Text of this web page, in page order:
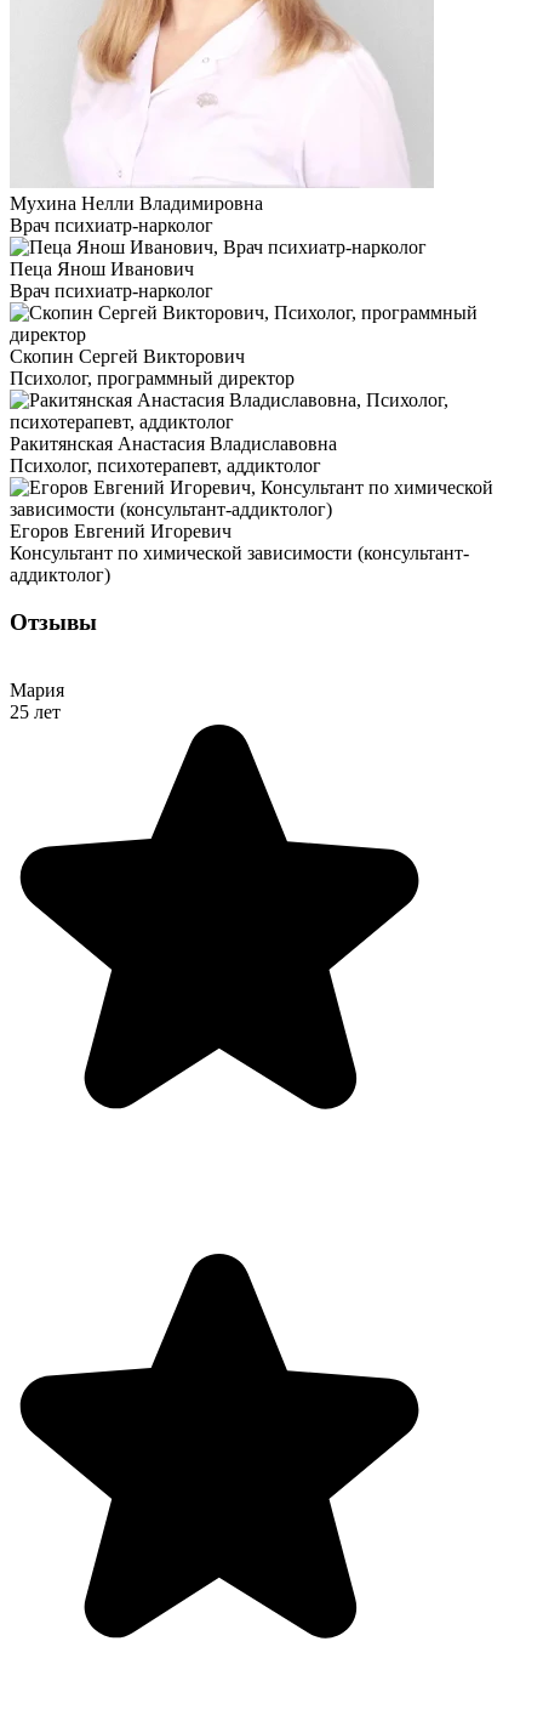
Мухина Нелли Владимировна
Врач психиатр-нарколог
Пеца Янош Иванович
Врач психиатр-нарколог
Скопин Сергей Викторович
Психолог, программный директор
Ракитянская Анастасия Владиславовна
Психолог, психотерапевт, аддиктолог
Егоров Евгений Игоревич
Консультант по химической зависимости (консультант-
аддиктолог)
Отзывы
Мария
25 лет